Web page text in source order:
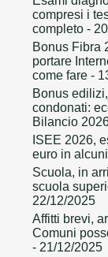
compresi i
completo -
Bonus Fibra
portare
come fare -
Bonus
condonati:
Bilancio
ISEE 2026,
euro in
Scuola, in
scuola
22/12/2025
Affitti brevi,
Comuni
- 21/12/2025